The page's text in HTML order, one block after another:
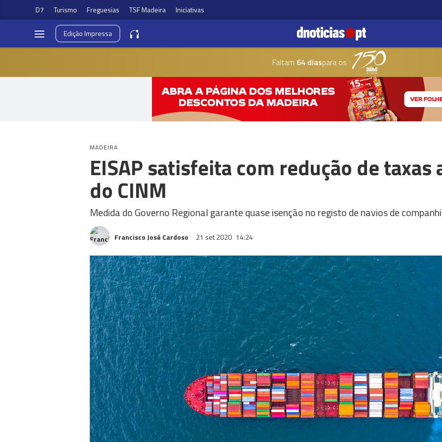
D7 Turismo Freguesias TSF Madeira Iniciativas
EdiçãoImpressa
Faltam 64 diaspara os
MADEIRA
EISAP satisfeita com redução de
do CINM
Medida do Governo Regional garante quase isenção no registo de navios de
Francisco José Cardoso 21 set 2020 14:24